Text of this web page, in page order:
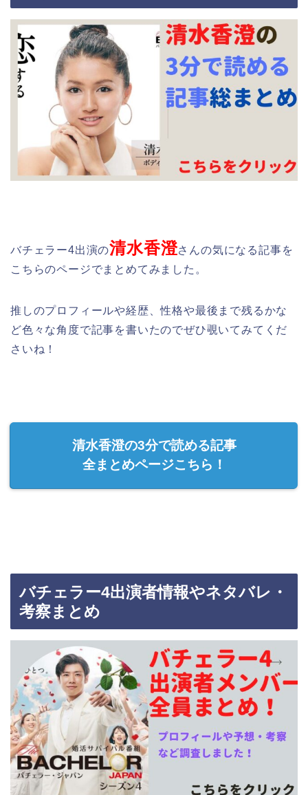
バチェラー4出演の清水香澄さんの気になる記事を
こちらのページでまとめてみました。
推しのプロフィールや経歴、性格や最後まで残るかな
ど色々な角度で記事を書いたのでぜひ覗いてみてくだ
さいね！
清水香澄の3分で読める記事
全まとめページこちら！
バチェラー4出演者情報やネタバレ・
考察まとめ